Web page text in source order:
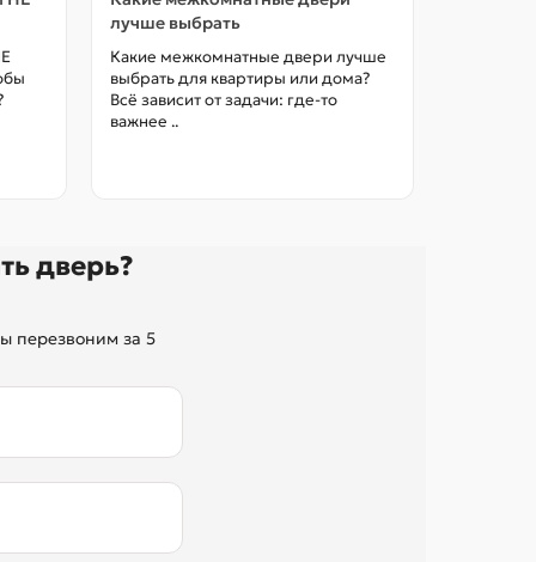
лучше выбрать
Какие межкомнатные двери лучше
выбрать для квартиры или дома?
Всё зависит от задачи: где-то
важнее ..
дверь?
перезвоним за 5